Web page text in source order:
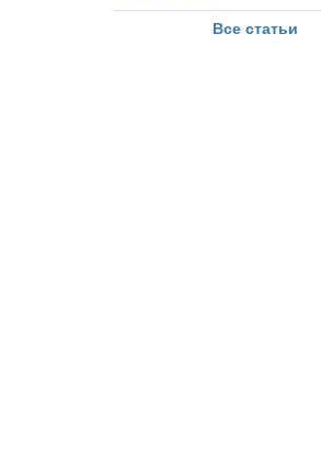
Все статьи